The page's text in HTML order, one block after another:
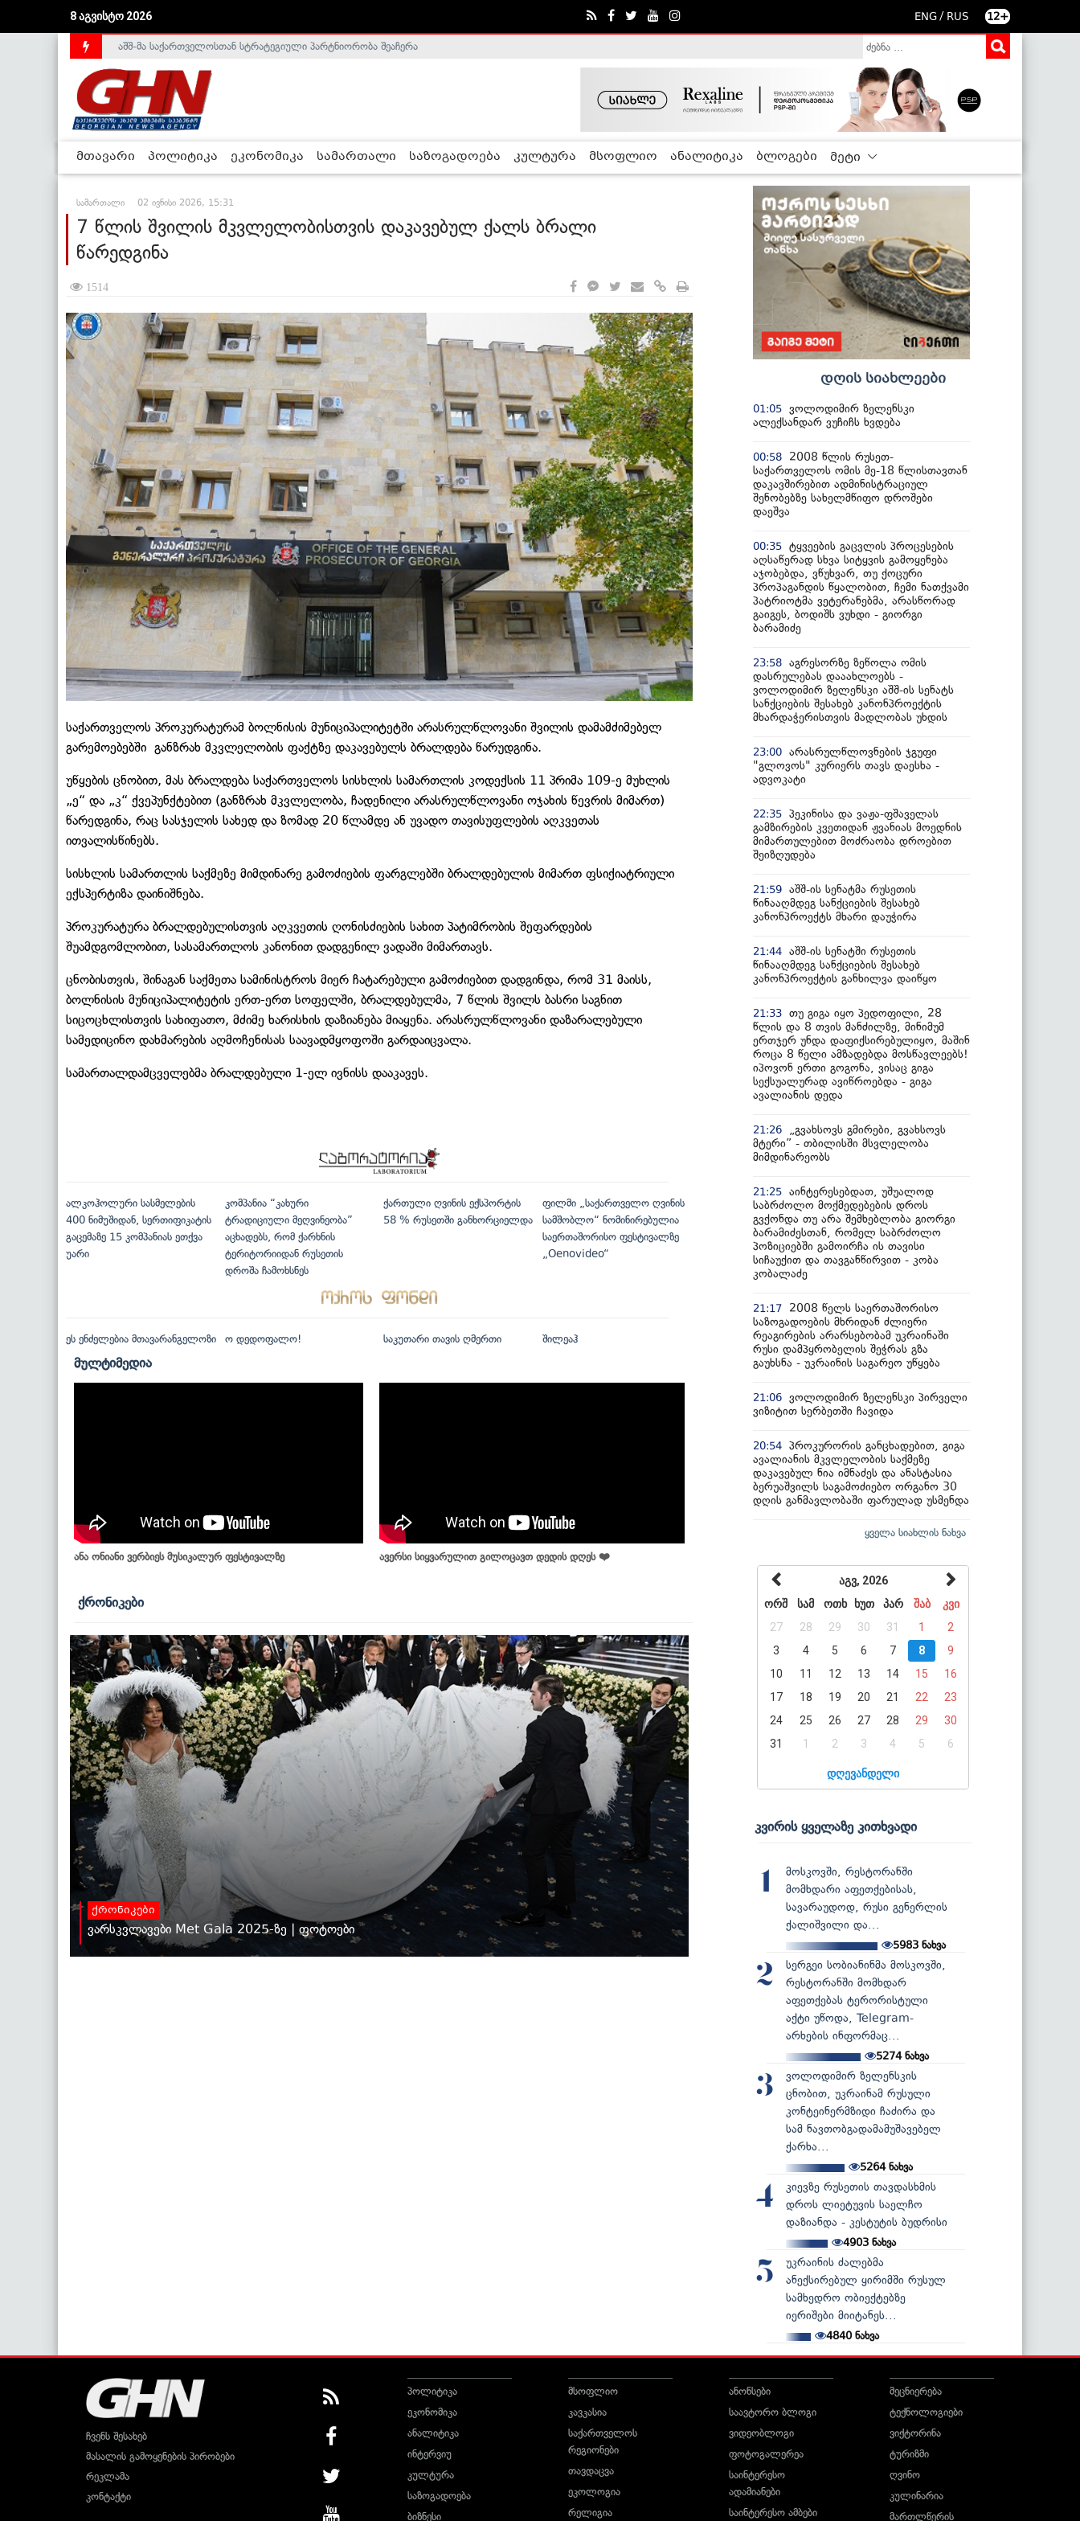
8 აგვისტო 2026 ENG / RUS 12+
საქართველოს დე-ფაქტო მთავრობა არალეგიტიმურია - ჰელსინკის კომისია
აშშ-მა საქართველოსთან სტრატეგიული პარტნიორობა შეაჩერა
მთავარი პოლიტიკა ეკონომიკა სამართალი საზოგადოება კულტურა მსოფლიო ანალიტიკა ბლოგები მეტი
სამართალი 02 ივნისი 2026, 15:31
7 წლის შვილის მკვლელობისთვის დაკავებულ ქალს ბრალი
წარედგინა
1514
საქართველოს პროკურატურამ ბოლნისის მუნიციპალიტეტში არასრულწლოვანი შვილის დამამძიმებელ
გარემოებებში განზრახ მკვლელობის ფაქტზე დაკავებულს ბრალდება წარუდგინა.
უწყების ცნობით, მას ბრალდება საქართველოს სისხლის სამართლის კოდექსის 11 პრიმა 109-ე მუხლის
„ე“ და „კ“ ქვეპუნქტებით (განზრახ მკვლელობა, ჩადენილი არასრულწლოვანი ოჯახის წევრის მიმართ)
წარედგინა, რაც სასჯელის სახედ და ზომად 20 წლამდე ან უვადო თავისუფლების აღკვეთას
ითვალისწინებს.
სისხლის სამართლის საქმეზე მიმდინარე გამოძიების ფარგლებში ბრალდებულის მიმართ ფსიქიატრიული
ექსპერტიზა დაინიშნება.
პროკურატურა ბრალდებულისთვის აღკვეთის ღონისძიების სახით პატიმრობის შეფარდების
შუამდგომლობით, სასამართლოს კანონით დადგენილ ვადაში მიმართავს.
ცნობისთვის, შინაგან საქმეთა სამინისტროს მიერ ჩატარებული გამოძიებით დადგინდა, რომ 31 მაისს,
ბოლნისის მუნიციპალიტეტის ერთ-ერთ სოფელში, ბრალდებულმა, 7 წლის შვილს ბასრი საგნით
სიცოცხლისთვის სახიფათო, მძიმე ხარისხის დაზიანება მიაყენა. არასრულწლოვანი დაზარალებული
სამედიცინო დახმარების აღმოჩენისას საავადმყოფოში გარდაიცვალა.
სამართალდამცველებმა ბრალდებული 1-ელ ივნისს დააკავეს.
ალკოჰოლური სასმელების
400 ნიმუშიდან, სერთიფიკატის
გაცემაზე 15 კომპანიას ეთქვა
უარი
კომპანია “კახური
ტრადიციული მეღვინეობა”
აცხადებს, რომ ქარხნის
ტერიტორიიდან რუსეთის
დროშა ჩამოხსნეს
ქართული ღვინის ექსპორტის
58 % რუსეთში განხორციელდა
ფილმი „საქართველო ღვინის
სამშობლო“ ნომინირებულია
საერთაშორისო ფესტივალზე
„Oenovideo“
ეს ენძელებია მთავარანგელოზი ო დედოფალო! საკუთარი თავის ღმერთი შილეაჰ
მულტიმედია
ანა ონიანი ვერბიეს მუსიკალურ ფესტივალზე ავერსი სიყვარულით გილოცავთ დედის დღეს ❤️
ქრონიკები
ქრონიკები
ვარსკვლავები Met Gala 2025-ზე | ფოტოები
დღის სიახლეები
01:05 ვოლოდიმირ ზელენსკი
ალექსანდარ ვუჩიჩს ხვდება
00:58
2008 წლის რუსეთ-
საქართველოს ომის მე-18 წლისთავთან
დაკავშირებით ადმინისტრაციულ
შენობებზე სახელმწიფო დროშები
დაეშვა
00:35 ტყვეების გაცვლის პროცესების
აღსაწერად სხვა სიტყვის გამოყენება
აჯობებდა, ვწუხვარ, თუ ქოცური
პროპაგანდის წყალობით, ჩემი ნათქვამი
პატრიოტმა ვეტერანებმა, არასწორად
გაიგეს, ბოდიშს ვუხდი - გიორგი
ბარამიძე
23:58 აგრესორზე ზეწოლა ომის
დასრულებას დააახლოებს -
ვოლოდიმირ ზელენსკი აშშ-ის სენატს
სანქციების შესახებ კანონპროექტის
მხარდაჭერისთვის მადლობას უხდის
23:00 არასრულწლოვნების ჯგუფი
"გლოვოს" კურიერს თავს დაესხა -
ადვოკატი
22:35 პეკინისა და ვაჟა-ფშაველას
გამზირების კვეთიდან ჟვანიას მოედნის
მიმართულებით მოძრაობა დროებით
შეიზღუდება
21:59 აშშ-ის სენატმა რუსეთის
წინააღმდეგ სანქციების შესახებ
კანონპროექტს მხარი დაუჭირა
21:44 აშშ-ის სენატში რუსეთის
წინააღმდეგ სანქციების შესახებ
კანონპროექტის განხილვა დაიწყო
21:33 თუ გიგა იყო პედოფილი, 28
წლის და 8 თვის მანძილზე, მინიმუმ
ერთჯერ უნდა დაფიქსირებულიყო, მაშინ
როცა 8 წელი ამზადებდა მოსწავლეებს!
იპოვონ ერთი გოგონა, ვისაც გიგა
სექსუალურად ავიწროებდა - გიგა
ავალიანის დედა
21:26
„გვახსოვს გმირები, გვახსოვს
მტერი” - თბილისში მსვლელობა
მიმდინარეობს
21:25 აინტერესებდათ, უშუალოდ
საბრძოლო მოქმედებების დროს
გვქონდა თუ არა შემხებლობა გიორგი
ბარამიძესთან, რომელ საბრძოლო
პოზიციებში გამოირჩა ის თავისი
სიჩაუქით და თავგანწირვით - კობა
კობალაძე
21:17
2008 წელს საერთაშორისო
საზოგადოების მხრიდან ძლიერი
რეაგირების არარსებობამ უკრაინაში
რუსი დამპყრობელის შეჭრას გზა
გაუხსნა - უკრაინის საგარეო უწყება
21:06 ვოლოდიმირ ზელენსკი პირველი
ვიზიტით სერბეთში ჩავიდა
20:54 პროკურორის განცხადებით, გიგა
ავალიანის მკვლელობის საქმეზე
დაკავებულ ნია იმნაძეს და ანასტასია
ბერუაშვილს საგამოძიებო ორგანო 30
დღის განმავლობაში ფარულად უსმენდა
ყველა სიახლის ნახვა
აგვ, 2026
ორშ
სამ ოთხ ხუთ პარ შაბ
კვი
27
28 29 30 31 1
2
3
4 5 6 7 8
9
10
11 12 13 14 15
16
17
18 19 20 21 22
23
24
25 26 27 28 29
30
31
1 2 3 4 5 6
დღევანდელი
კვირის ყველაზე კითხვადი
1
მოსკოვში, რესტორანში
მომხდარი აფეთქებისას,
სავარაუდოდ, რუსი გენერლის
ქალიშვილი და...
5983 ნახვა
2
სერგეი სობიანინმა მოსკოვში,
რესტორანში მომხდარ
აფეთქებას ტერორისტული
აქტი უწოდა, Telegram-
არხების ინფორმაც...
5274ნახვა
3
ვოლოდიმირ ზელენსკის
ცნობით, უკრაინამ რუსული
კონტეინერმზიდი ჩაძირა და
სამ ნავთობგადამამუშავებელ
ქარხა...
5264ნახვა
4
კიევზე რუსეთის თავდასხმის
დროს ლიეტუვის საელჩო
დაზიანდა - კესტუტის ბუდრისი
4903ნახვა
5
უკრაინის ძალებმა
ანექსირებულ ყირიმში რუსულ
სამხედრო ობიექტებზე
იერიშები მიიტანეს...
4840ნახვა
ჩვენს შესახებ
მასალის გამოყენების პირობები
რეკლამა
კონტაქტი
პოლიტიკა
ეკონომიკა
ანალიტიკა
ინტერვიუ
კულტურა
საზოგადოება
ბიზნესი
მსოფლიო
კავკასია
საქართველოს
რეგიონები
თავდაცვა
ეკოლოგია
რელიგია
ანონსები
საავტორო ბლოგი
ვიდეობლოგი
ფოტოგალერეა
საინტერესო
ადამიანები
საინტერესო ამბები
მეცნიერება
ტექნოლოგიები
ვიქტორინა
ტურიზმი
ღვინო
კულინარია
მართლწერის